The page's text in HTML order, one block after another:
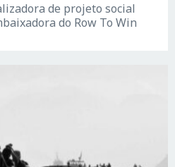
de projeto social
do Row To Win